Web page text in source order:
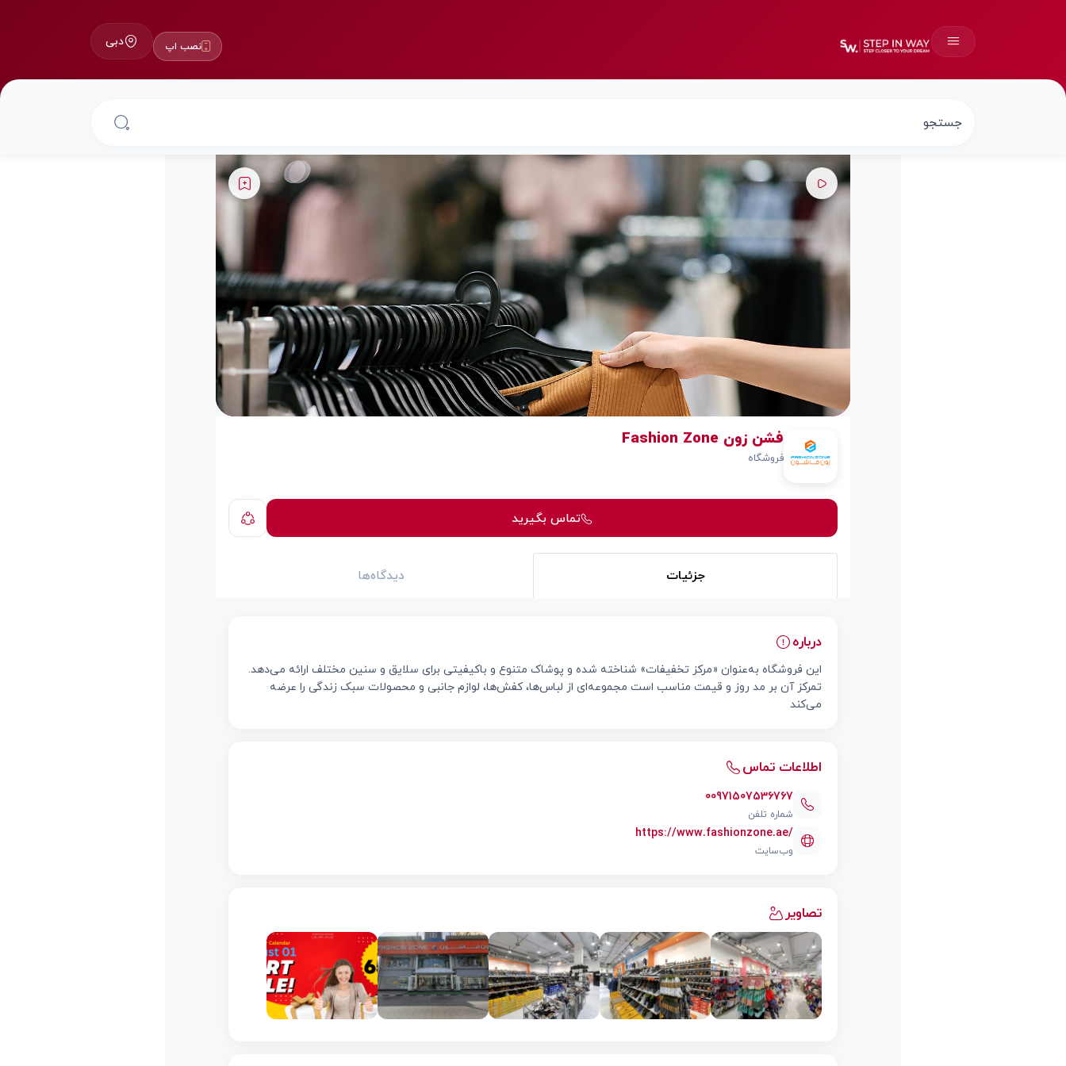
نصب اپ دبی
فشن زون Fashion Zone
فروشگاه
تماس بگیرید
جزئیات دیدگاه‌ها
درباره
این فروشگاه به‌عنوان «مرکز تخفیفات» شناخته شده و پوشاک متنوع و باکیفیتی برای سلایق و سنین مختلف ارائه می‌دهد.
تمرکز آن بر مد روز و قیمت مناسب است مجموعه‌ای از لباس‌ها، کفش‌ها، لوازم جانبی و محصولات سبک زندگی را عرضه
می‌کند
اطلاعات تماس
00971507536767
شماره تلفن
https://www.fashionzone.ae/
وب‌سایت
تصاویر